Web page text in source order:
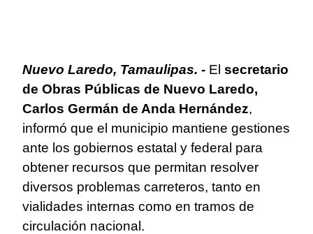
Nuevo Laredo, Tamaulipas. - El secretario
de Obras Públicas de Nuevo Laredo,
Carlos Germán de Anda Hernández,
informó que el municipio mantiene gestiones
ante los gobiernos estatal y federal para
obtener recursos que permitan resolver
diversos problemas carreteros, tanto en
vialidades internas como en tramos de
circulación nacional.